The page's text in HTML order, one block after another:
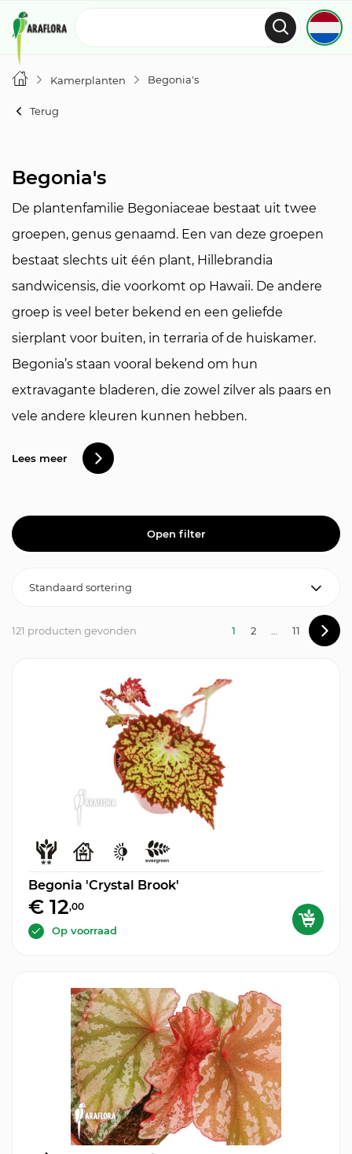
Kamerplanten Begonia's
Terug
Begonia's
De plantenfamilie Begoniaceae bestaat uit twee
groepen, genus genaamd. Een van deze groepen
bestaat slechts uit één plant, Hillebrandia
sandwicensis, die voorkomt op Hawaii. De andere
groep is veel beter bekend en een geliefde
sierplant voor buiten, in terraria of de huiskamer.
Begonia’s staan vooral bekend om hun
extravagante bladeren, die zowel zilver als paars en
vele andere kleuren kunnen hebben.
Lees meer
Open filter
121 producten gevonden 1 2 11
Begonia 'Crystal Brook'
€ 12,00
Op voorraad